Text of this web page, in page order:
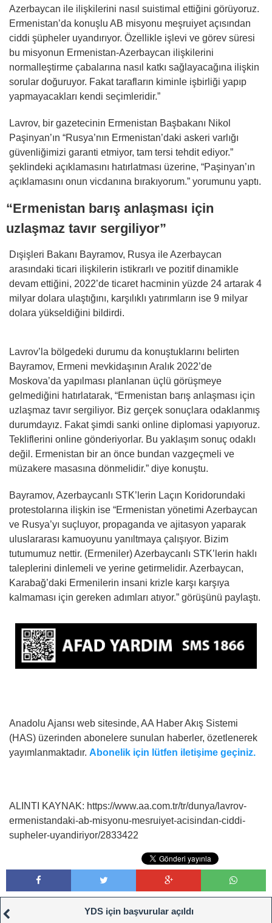
Azerbaycan ile ilişkilerini nasıl suistimal ettiğini görüyoruz.
Ermenistan’da konuşlu AB misyonu meşruiyet açısından
ciddi şüpheler uyandırıyor. Özellikle işlevi ve görev süresi
bu misyonun Ermenistan-Azerbaycan ilişkilerini
normalleştirme çabalarına nasıl katkı sağlayacağına ilişkin
sorular doğuruyor. Fakat tarafların kiminle işbirliği yapıp
yapmayacakları kendi seçimleridir.”
Lavrov, bir gazetecinin Ermenistan Başbakanı Nikol
Paşinyan’ın “Rusya’nın Ermenistan’daki askeri varlığı
güvenliğimizi garanti etmiyor, tam tersi tehdit ediyor.”
şeklindeki açıklamasını hatırlatması üzerine, “Paşinyan’ın
açıklamasını onun vicdanına bırakıyorum.” yorumunu yaptı.
“Ermenistan barış anlaşması için
uzlaşmaz tavır sergiliyor”
Dışişleri Bakanı Bayramov, Rusya ile Azerbaycan
arasındaki ticari ilişkilerin istikrarlı ve pozitif dinamikle
devam ettiğini, 2022’de ticaret hacminin yüzde 24 artarak 4
milyar dolara ulaştığını, karşılıklı yatırımların ise 9 milyar
dolara yükseldiğini bildirdi.
Lavrov’la bölgedeki durumu da konuştuklarını belirten
Bayramov, Ermeni mevkidaşının Aralık 2022’de
Moskova’da yapılması planlanan üçlü görüşmeye
gelmediğini hatırlatarak, “Ermenistan barış anlaşması için
uzlaşmaz tavır sergiliyor. Biz gerçek sonuçlara odaklanmış
durumdayız. Fakat şimdi sanki online diplomasi yapıyoruz.
Tekliflerini online gönderiyorlar. Bu yaklaşım sonuç odaklı
değil. Ermenistan bir an önce bundan vazgeçmeli ve
müzakere masasına dönmelidir.” diye konuştu.
Bayramov, Azerbaycanlı STK’lerin Laçın Koridorundaki
protestolarına ilişkin ise “Ermenistan yönetimi Azerbaycan
ve Rusya’yı suçluyor, propaganda ve ajitasyon yaparak
uluslararası kamuoyunu yanıltmaya çalışıyor. Bizim
tutumumuz nettir. (Ermeniler) Azerbaycanlı STK’lerin haklı
taleplerini dinlemeli ve yerine getirmelidir. Azerbaycan,
Karabağ’daki Ermenilerin insani krizle karşı karşıya
kalmaması için gereken adımları atıyor.” görüşünü paylaştı.
Anadolu Ajansı web sitesinde, AA Haber Akış Sistemi
(HAS) üzerinden abonelere sunulan haberler, özetlenerek
yayımlanmaktadır. Abonelik için lütfen iletişime geçiniz.
ALINTI KAYNAK: https://www.aa.com.tr/tr/dunya/lavrov-
ermenistandaki-ab-misyonu-mesruiyet-acisindan-ciddi-
supheler-uyandiriyor/2833422
YDS için başvurular açıldı